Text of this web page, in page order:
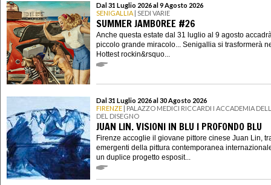
Dal 31 Luglio 2026 al 9 Agosto 2026
SENIGALLIA | SEDI VARIE
SUMMER JAMBOREE #26
Anche questa estate dal 31 luglio al 9 agosto
piccolo grande miracolo... Senigallia si trasformerà
Hottest rockin&rsquo...
Dal 31 Luglio 2026 al 30 Agosto 2026
FIRENZE | PALAZZO MEDICI RICCARDI I ACCADEMIA
DEL DISEGNO
JUAN LIN. VISIONI IN BLU I PROFONDO BLU
Firenze accoglie il giovane pittore cinese Juan Lin,
emergenti della pittura contemporanea
un duplice progetto esposit...